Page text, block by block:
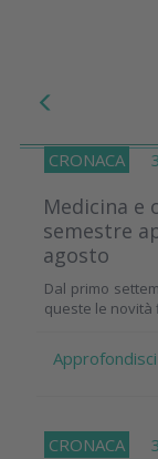
CRONACA
Medicina e
semestre
agosto
Dal primo
queste le
Approfondisci
CRONACA